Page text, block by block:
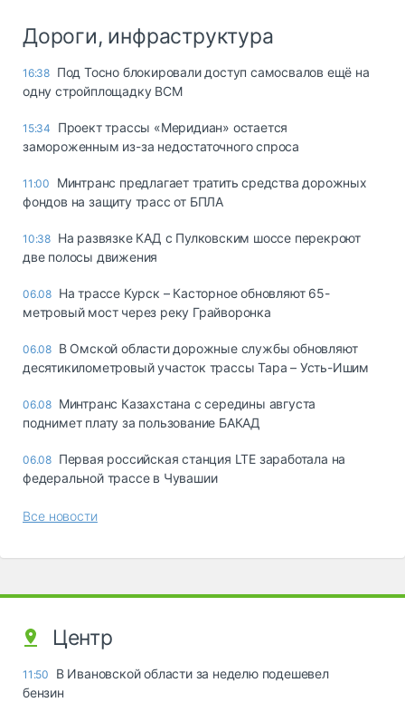
Дороги, инфраструктура
16:38 Под Тосно блокировали доступ самосвалов ещё на
одну стройплощадку ВСМ
15:34
Проект трассы «Меридиан» остается
замороженным из-за недостаточного спроса
11:00
Минтранс предлагает тратить средства дорожных
фондов на защиту трасс от БПЛА
10:38 На развязке КАД с Пулковским шоссе перекроют
две полосы движения
06.08 На трассе Курск – Касторное обновляют 65-
метровый мост через реку Грайворонка
06.08 В Омской области дорожные службы обновляют
десятикилометровый участок трассы Тара – Усть-Ишим
06.08 Минтранс Казахстана с середины августа
поднимет плату за пользование БАКАД
06.08 Первая российская станция LTE заработала на
федеральной трассе в Чувашии
Все новости
Центр
11:50
В Ивановской области за неделю подешевел
бензин